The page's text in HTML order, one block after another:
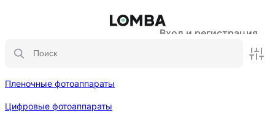
Вход и регистрация
Пленочные фотоаппараты
Цифровые фотоаппараты